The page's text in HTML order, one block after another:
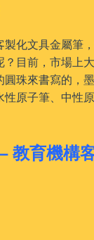
化文具金屬筆
目前，市場上
珠來書寫的，
原子筆、中性
教育機構